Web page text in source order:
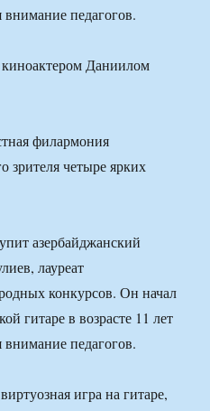
внимание педагогов.
Даниилом
филармония
зрителя четыре ярких
азербайджанский
лауреат
конкурсов. Он начал
гитаре в возрасте 11 лет
внимание педагогов.